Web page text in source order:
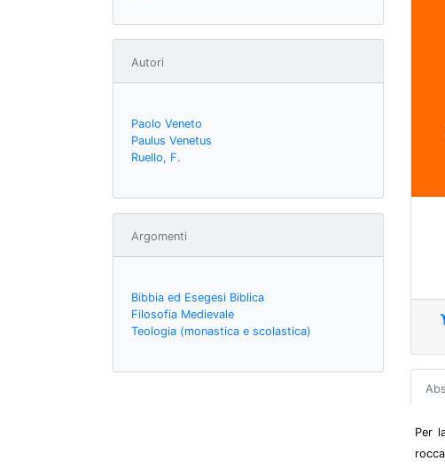
Autori
Paolo Veneto
Paulus Venetus
Ruello, F.
Argomenti
Bibbia ed Esegesi Biblica
Filosofia Medievale
Teologia (monastica e scolastica)
Per